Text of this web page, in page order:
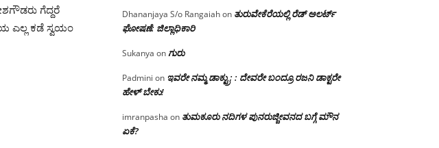
ಗೆದ್ದರೆ
ಎಲ್ಲ ಕಡೆ ಸ್ವಯಂ
Dhananjaya S/o Rangaiahon ತುರುವೇಕೆರೆಯಲ್ಲಿ ರೆಡ್ ಅಲರ್ಟ್
ಘೋಷಣೆ: ಜಿಲ್ಲಾಧಿಕಾರಿ
Sukanya onಗುರು
Padmini on ಇವರೇ ನಮ್ಮ ಡಾಕ್ಟ್ರು; : ದೇವರೇ ಬಂದ್ರೂ ರಜನಿ ಡಾಕ್ಟರೇ
ಹೇಳ್ ಬೇಕು!
imranpasha on ತುಮಕೂರು ನದಿಗಳ ಪುನರುಜ್ಜೀವನದ ಬಗ್ಗೆ ಮೌನ
ಏಕೆ?